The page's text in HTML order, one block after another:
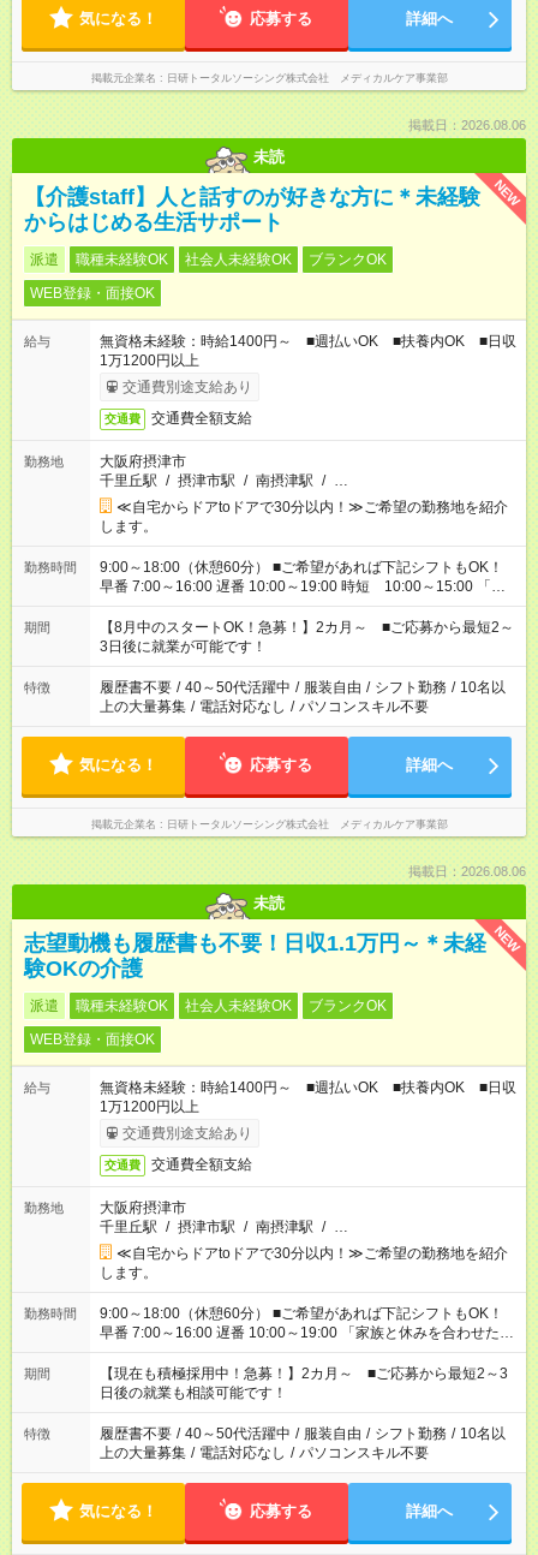
気になる！ 応募する 詳細へ
掲載元企業名 日研トータルソーシング株式会社 メディカルケア事業部
掲載日：2026.08.06
未読
NEW
【介護staff】人と話すのが好きな方に＊未経験
からはじめる生活サポート
派遣 職種未経験OK 社会人未経験OK
ブランクOK
WEB登録・面接OK
給与
無資格未経験：時給1400円～ ■週払いOK ■扶養内OK ■日収
1万1200円以上
交通費別途支給あり
交通費 交通費全額支給
勤務地
大阪府摂津市
千里丘駅 / 摂津市駅 / 南摂津駅 / …
≪自宅からドアtoドアで30分以内！≫ご希望の勤務地を紹介
します。
勤務時間
9:00～18:00（休憩60分） ■ご希望があれば下記シフトもOK！
早番 7:00～16:00 遅番 10:00～19:00 時短 10:00～15:00 「家
族と休みを合わせたい」 「余裕を持って夕飯の準備がしたい」
「できれば残業はしたくない」 など、ご希望を教えてください
ね。 ※Wワーク希望の方へ 今ご覧のお仕事で希望する勤務時間
と、もう1つのお仕事の勤務時間。 合計で週40時間を超える場
合は応募できません。
期間
【8月中のスタートOK！急募！】2カ月～ ■ご応募から最短2～
3日後に就業が可能です！
特徴 履歴書不要 / 40～50代活躍中 / 服装自由 / シフト勤務 / 10名以
上の大量募集 / 電話対応なし / パソコンスキル不要
気になる！ 応募する 詳細へ
掲載元企業名 日研トータルソーシング株式会社 メディカルケア事業部
掲載日：2026.08.06
未読
NEW
志望動機も履歴書も不要！日収1.1万円～＊未経
験OKの介護
派遣 職種未経験OK 社会人未経験OK
ブランクOK
WEB登録・面接OK
給与
無資格未経験：時給1400円～ ■週払いOK ■扶養内OK ■日収
1万1200円以上
交通費別途支給あり
交通費 交通費全額支給
勤務地
大阪府摂津市
千里丘駅 / 摂津市駅 / 南摂津駅 / …
≪自宅からドアtoドアで30分以内！≫ご希望の勤務地を紹介
します。
勤務時間
9:00～18:00（休憩60分） ■ご希望があれば下記シフトもOK！
早番 7:00～16:00 遅番 10:00～19:00 「家族と休みを合わせた
い」 「余裕を持って夕飯の準備がしたい」 「できれば残業はし
たくない」 など、ご希望を教えてくださいね。 ※Wワーク希望
の方へ 今ご覧のお仕事で希望する勤務時間と、もう1つのお仕事
の勤務時間。 合計で週40時間を超える場合は応募できません。
期間
【現在も積極採用中！急募！】2カ月～ ■ご応募から最短2～3
日後の就業も相談可能です！
特徴 履歴書不要 / 40～50代活躍中 / 服装自由 / シフト勤務 / 10名以
上の大量募集 / 電話対応なし / パソコンスキル不要
気になる！ 応募する 詳細へ